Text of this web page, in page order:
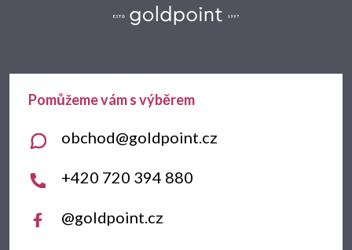
a
obchod@goldpoint.cz
+420 720 394 880
@goldpoint.cz